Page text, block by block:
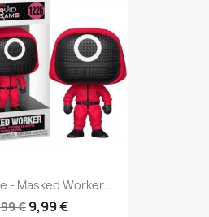
- Masked Worker...
€ 9,99 €